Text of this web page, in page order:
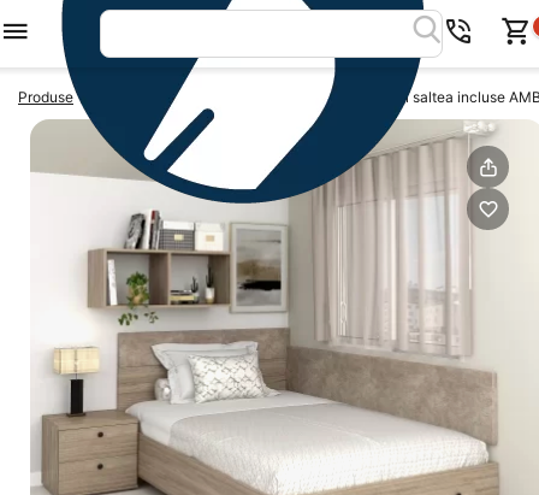
Produse Paturi cu saltea inclusa Pat colt cu sertar si saltea incluse